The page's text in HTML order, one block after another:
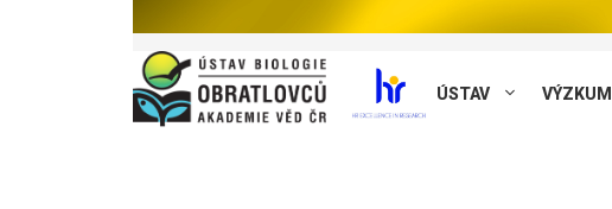
ÚSTAV VÝZKUM